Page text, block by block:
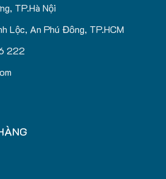
TP.Hà Nội
Lộc, An Phú Đông, TP.HCM
222